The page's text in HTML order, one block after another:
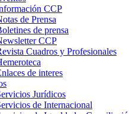
CCP
de Prensa
de prensa
CCP
Cuadros y Profesionales
de interes
Jurídicos
de Internacional